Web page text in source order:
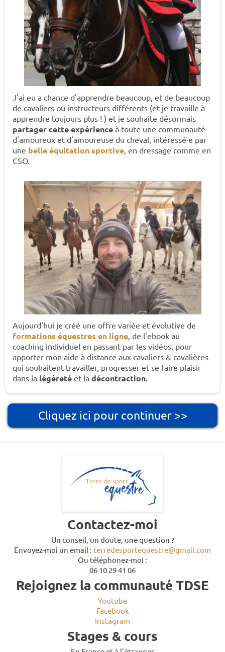
J'ai eu a chance d'apprendre beaucoup, et de beaucoup
de cavaliers ou instructeurs différents (et je travaille à
apprendre toujours plus ! ) et je souhaite désormais
partager cette expérience à toute une communauté
d'amoureux et d'amoureuse du cheval, intéressé·e par
une belle équitation sportive, en dressage comme en
CSO.
Aujourd'hui je créé une offre variée et évolutive de
formations équestres en ligne , de l'ebook au
coaching individuel en passant par les vidéos, pour
apporter mon aide à distance aux cavaliers & cavalières
qui souhaitent travailler, progresser et se faire plaisir
dans la légèreté et la décontraction
Cliquez ici pour continuer >>
Contactez-moi
Un conseil, un doute, une question ?
Envoyez-moi un email : terredesportequestre@gmail.com
Ou téléphonez-moi :
06 10 29 41 06
Rejoignez la communauté TDSE
Youtube
Facebook
Instagram
Stages & cours